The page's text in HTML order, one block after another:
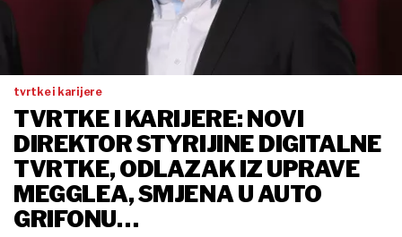
tvrtke i karijere
TVRTKE I KARIJERE: NOVI
DIREKTOR STYRIJINE DIGITALNE
TVRTKE, ODLAZAK IZ UPRAVE
MEGGLEA, SMJENA U AUTO
GRIFONU…